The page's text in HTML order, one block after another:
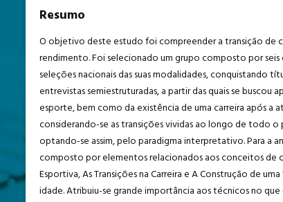
Resumo
O objetivo deste estudo foi compreender a transição de
rendimento. Foi selecionado um grupo composto por
seleções nacionais das suas modalidades, conquistando
entrevistas semiestruturadas, a partir das quais se
esporte, bem como da existência de uma carreira após
considerando-se as transições vividas ao longo de todo
optando-se assim, pelo paradigma interpretativo. Para a
composto por elementos relacionados aos conceitos de
Esportiva, As Transições na Carreira e A Construção de
idade. Atribuiu-se grande importância aos técnicos no